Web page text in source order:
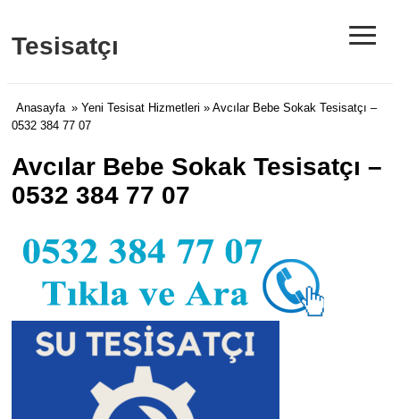
Tesisatçı ≡
Anasayfa » Yeni Tesisat Hizmetleri » Avcılar Bebe Sokak Tesisatçı –
0532 384 77 07
Avcılar Bebe Sokak Tesisatçı –
0532 384 77 07